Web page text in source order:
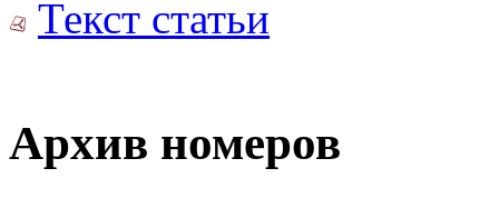
Текст статьи
Архив номеров